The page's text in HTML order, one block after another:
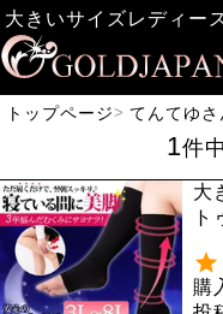
大きいサイズレディー
トップページ てんてゆ
1件中
大
な
購